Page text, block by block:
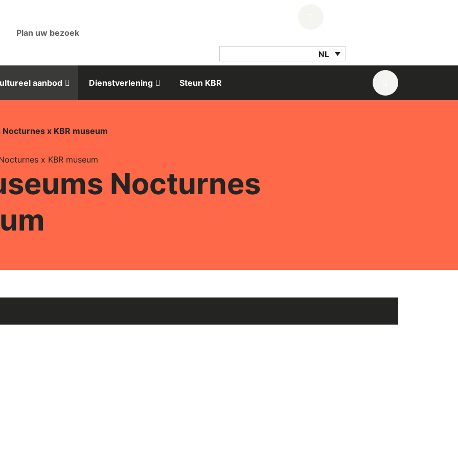
Plan uw bezoek
NL
aanbod Dienstverlening Steun KBR Search for:
x KBR museum
Nocturnes
x KBR museum